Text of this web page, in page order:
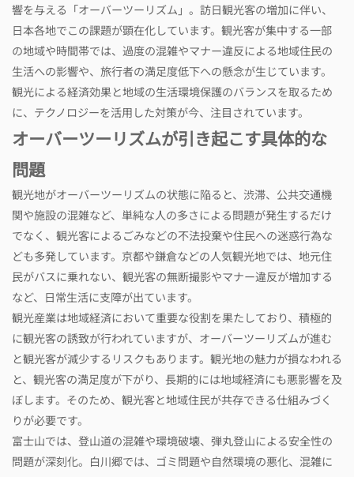
響を与える「オーバーツーリズム」。訪日観光客の増加に伴い、
日本各地でこの課題が顕在化しています。観光客が集中する一部
の地域や時間帯では、過度の混雑やマナー違反による地域住民の
生活への影響や、旅行者の満足度低下への懸念が生じています。
観光による経済効果と地域の生活環境保護のバランスを取るため
に、テクノロジーを活用した対策が今、注目されています。
オーバーツーリズムが引き起こす具体的な
問題
観光地がオーバーツーリズムの状態に陥ると、渋滞、公共交通機
関や施設の混雑など、単純な人の多さによる問題が発生するだけ
でなく、観光客によるごみなどの不法投棄や住民への迷惑行為な
ども多発しています。京都や鎌倉などの人気観光地では、地元住
民がバスに乗れない、観光客の無断撮影やマナー違反が増加する
など、日常生活に支障が出ています。
観光産業は地域経済において重要な役割を果たしており、積極的
に観光客の誘致が行われていますが、オーバーツーリズムが進む
と観光客が減少するリスクもあります。観光地の魅力が損なわれる
と、観光客の満足度が下がり、長期的には地域経済にも悪影響を及
ぼします。そのため、観光客と地域住民が共存できる仕組みづく
りが必要です。
富士山では、登山道の混雑や環境破壊、弾丸登山による安全性の
問題が深刻化。白川郷では、ゴミ問題や自然環境の悪化、混雑に